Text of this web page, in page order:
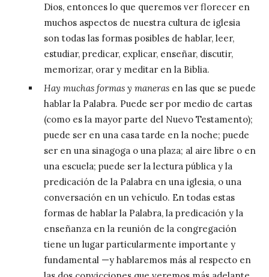
Dios, entonces lo que queremos ver florecer en
muchos aspectos de nuestra cultura de iglesia
son todas las formas posibles de hablar, leer,
estudiar, predicar, explicar, enseñar, discutir,
memorizar, orar y meditar en la Biblia.
Hay muchas formas y maneras en las que se puede
hablar la Palabra. Puede ser por medio de cartas
(como es la mayor parte del Nuevo Testamento);
puede ser en una casa tarde en la noche; puede
ser en una sinagoga o una plaza; al aire libre o en
una escuela; puede ser la lectura pública y la
predicación de la Palabra en una iglesia, o una
conversación en un vehículo. En todas estas
formas de hablar la Palabra, la predicación y la
enseñanza en la reunión de la congregación
tiene un lugar particularmente importante y
fundamental —y hablaremos más al respecto en